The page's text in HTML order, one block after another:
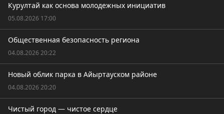
Курултай как основа молодежных инициатив
05.08.2026 17:00
Общественная безопасность региона
04.08.2026 20:22
Новый облик парка в Айыртауском районе
04.08.2026 20:20
Чистый город — чистое сердце